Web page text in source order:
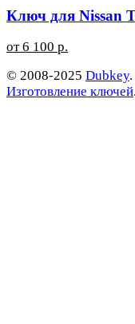
Ключ для Nissan
от 6 100 р.
© 2008-2025 Dubkey
Изготовление ключей